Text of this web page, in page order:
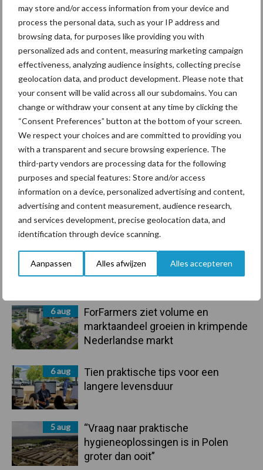
may store and/or access information from your device and
process the personal data, such as your IP address and
browsing data, for purposes like providing you with
personalized ads and content, measuring marketing campaign
effectiveness, analyzing audience insights, collecting precise
geolocation data, and product development. Please note that
your consent will be valid across all our subdomains. You can
change or withdraw your consent at any time by clicking the
“Consent Preferences” button at the bottom of your screen.
We respect your choices and are committed to providing you
with a transparent and secure browsing experience. The
third-party vendors are processing data for the following
purposes and special features: Store and/or access
information on a device, personalized advertising and content,
advertising and content measurement, audience research,
and services development, precise geolocation data, and
identification through device scanning.
Aanpassen Alles afwijzen Alles accepteren
Primaire
Sidebar
Recent nieuws Partner nieuws
7 aug
Grondstoffenmarkt blijft grillig:
droogte en geopolitiek houden
handel in de greep
7 aug
De speenhuid: een vaak
onderschatte risicofactor voor
mastitis
6 aug
ForFarmers ziet volume en
marktaandeel groeien in krimpende
Nederlandse markt
6 aug
Tien praktische tips voor een
langere levensduur
5 aug
“Vraag naar praktische
hygieneoplossingen is in Polen
groter dan ooit”
Beregening Bijproducten
Toon meer